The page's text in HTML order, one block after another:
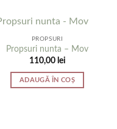
PROPSURI
Propsuri nunta – Mov
110,00 lei
ADAUGĂ ÎN COȘ